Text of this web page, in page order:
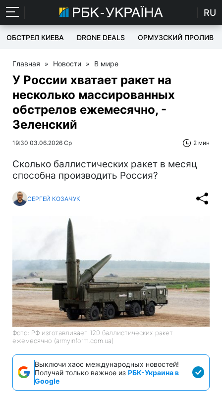
RU
ОБСТРЕЛ КИЕВА DRONE DEALS ОРМУЗСКИЙ ПРОЛИВ
Главная » Новости » В мире
У России хватает ракет на
несколько массированных
обстрелов ежемесячно, -
Зеленский
19:30 03.06.2026 Ср 2 мин
Сколько баллистических ракет в месяц
способна производить Россия?
СЕРГЕЙ КОЗАЧУК
Фото: РФ изготавливает 120 баллистических ракет
ежемесячно (armyinform.com.ua)
Выключи хаос международных новостей!
Получай только важное из РБК-Украина в
Google